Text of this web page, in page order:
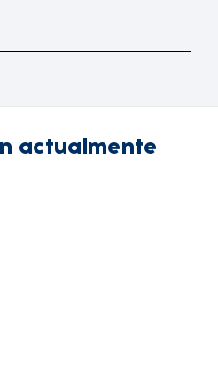
actualmente